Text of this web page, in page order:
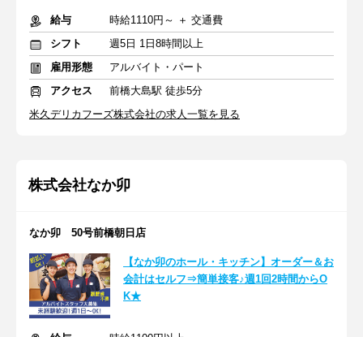
給与
時給1110円～ ＋ 交通費
シフト
週5日 1日8時間以上
雇用形態
アルバイト・パート
アクセス
前橋大島駅 徒歩5分
米久デリカフーズ株式会社の求人一覧を見る
株式会社なか卯
なか卯 50号前橋朝日店
【なか卯のホール・キッチン】オーダー＆お
会計はセルフ⇒簡単接客♪週1回2時間からO
K★